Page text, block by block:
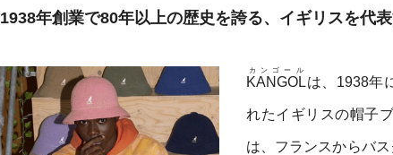
1938年創業で80年以上の歴史を誇る、イギリスを代
KANGOL
カンゴール
は、1938年
れたイギリスの帽子
は、フランスからバ